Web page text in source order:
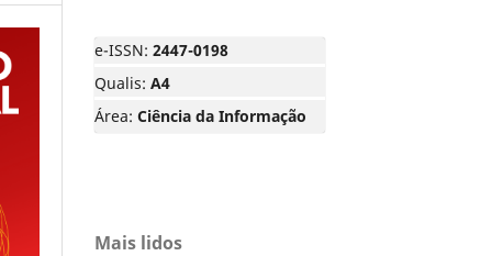
e-ISSN: 2447-0198
Qualis: A4
Área: Ciência da Informação
Mais lidos